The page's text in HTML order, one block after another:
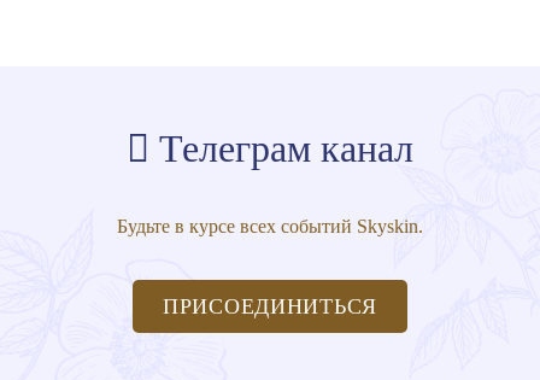
Телеграм канал
Будьте в курсе всех событий Skyskin.
ПРИСОЕДИНИТЬСЯ